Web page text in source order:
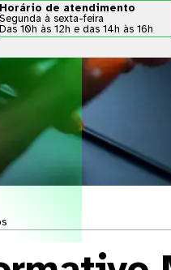
Horário de atendimento
Segunda à sexta-feira
Das 10h às 12h e das 14h às 16h